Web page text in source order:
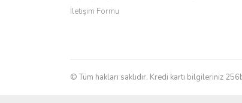
İletişim Formu
© Tüm hakları saklıdır. Kredi kartı bilgileriniz